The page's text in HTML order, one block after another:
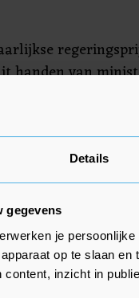
Details
gegevens
je
op te slaan
content, inzicht in
handen van
levert haar
de feministe Joke
Hehakaija. Zij